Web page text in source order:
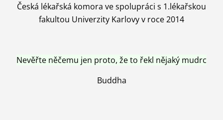
Česká lékařská komora ve spolupráci s 1.lékařskou
fakultou Univerzity Karlovy v roce 2014
Nevěřte něčemu jen proto, že to řekl nějaký mudrc
Buddha